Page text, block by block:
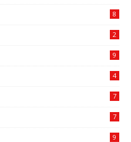
8
2
9
4
7
7
9